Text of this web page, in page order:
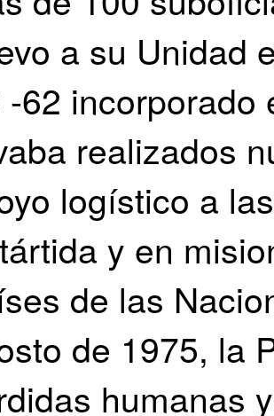
a su Unidad
-62
realizados
logístico a
y en
de las
de 1975, la
humanas